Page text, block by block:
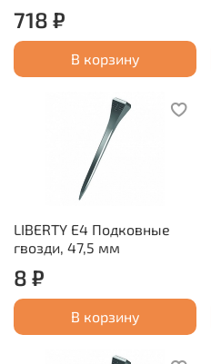
718 ₽
В корзину
LIBERTY E4 Подковные
гвозди, 47,5 мм
8 ₽
В корзину